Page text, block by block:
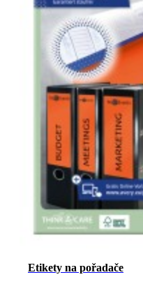
Etikety na pořadače